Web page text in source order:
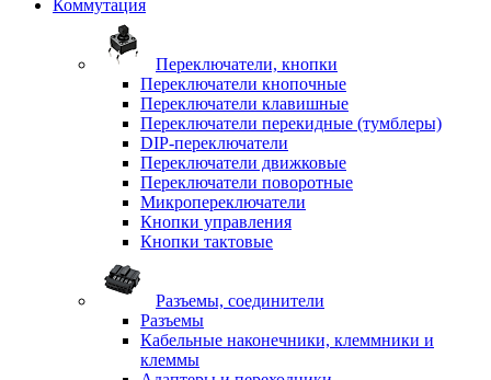
Коммутация
Переключатели, кнопки
Переключатели кнопочные
Переключатели клавишные
Переключатели перекидные (тумблеры)
DIP-переключатели
Переключатели движковые
Переключатели поворотные
Микропереключатели
Кнопки управления
Кнопки тактовые
Разъемы, соединители
Разъемы
Кабельные наконечники, клеммники и
клеммы